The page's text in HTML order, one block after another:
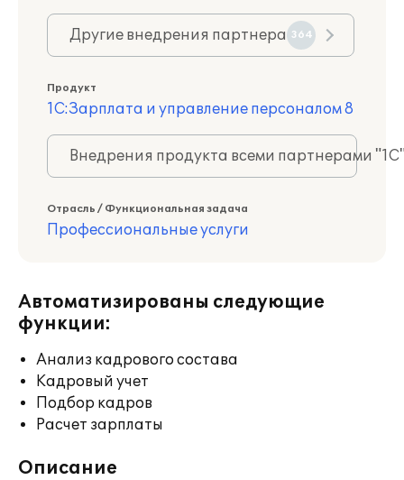
Другие внедрения партнера 364
Продукт
1С:Зарплата и управление персоналом 8
Внедрения продукта всеми партнерами
Отрасль / Функциональная задача
Профессиональные услуги
Автоматизированы следующие
функции:
Анализ кадрового состава
Кадровый учет
Подбор кадров
Расчет зарплаты
Описание